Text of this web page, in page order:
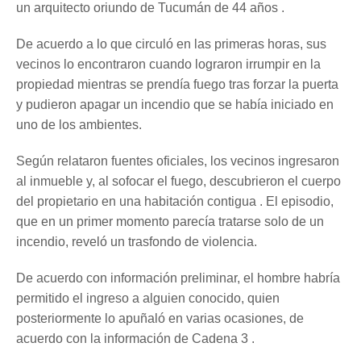
un arquitecto oriundo de Tucumán de 44 años .
De acuerdo a lo que circuló en las primeras horas, sus
vecinos lo encontraron cuando lograron irrumpir en la
propiedad mientras se prendía fuego tras forzar la puerta
y pudieron apagar un incendio que se había iniciado en
uno de los ambientes.
Según relataron fuentes oficiales, los vecinos ingresaron
al inmueble y, al sofocar el fuego, descubrieron el cuerpo
del propietario en una habitación contigua . El episodio,
que en un primer momento parecía tratarse solo de un
incendio, reveló un trasfondo de violencia.
De acuerdo con información preliminar, el hombre habría
permitido el ingreso a alguien conocido, quien
posteriormente lo apuñaló en varias ocasiones, de
acuerdo con la información de Cadena 3 .